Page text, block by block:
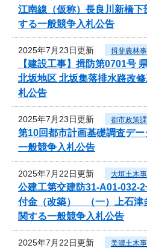
江南線（仮称）長良川新橋下
する一般競争入札公告
2025年7月23日更新 揖斐農林
【建設工事】揖防第0701号
北坂地区 北坂集落排水路改
札公告
2025年7月23日更新 都市政策課
第10回都市計画基礎調査デ
一般競争入札公告
2025年7月22日更新 大垣土木
公建工第交建防31-A01-
付金（改築） （一）上石
関する一般競争入札公告
2025年7月22日更新 美濃土木